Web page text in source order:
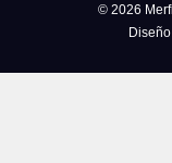
© 2026